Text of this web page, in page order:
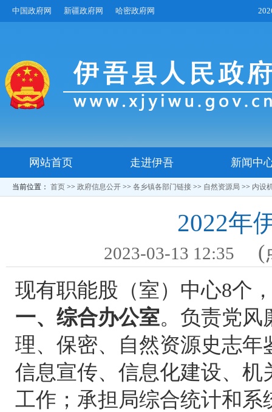
中国政府网 新疆政府网 哈密政府网
网站首页 走进伊吾 新闻中
当前位置： 首页 >> 政府信息公开 >> 各乡镇各部门链接 >> 自然资源局 >> 内设
2022年
2023-03-13 12:35
(
现有职能股（室）中心8个
一、综合办公室。负责党风
理、保密、自然资源史志
信息宣传、信息化建设、
工作；承担局综合统计和